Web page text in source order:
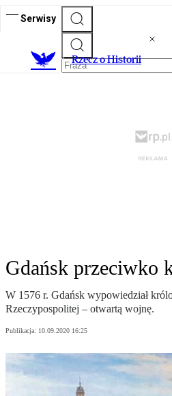
Serwisy
Rzecz o Historii
Gdańsk przeciwko
W 1576 r. Gdańsk wypowiedział
Rzeczypospolitej – otwartą wojnę.
Publikacja: 10.09.2020 16:25